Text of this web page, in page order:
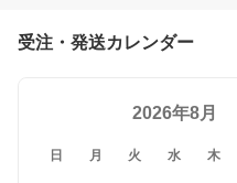
受注・発送カレンダー
2026年8月
日 月 火 水 木